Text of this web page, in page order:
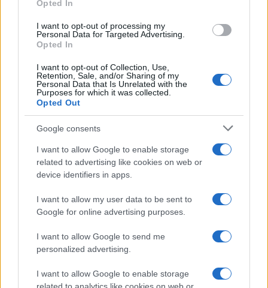
Opted In
I want to opt-out of processing my
Personal Data for Targeted Advertising.
Opted In
I want to opt-out of Collection, Use,
Retention, Sale, and/or Sharing of my
Personal Data that Is Unrelated with the
Purposes for which it was collected.
Opted Out
Google consents
I want to allow Google to enable storage
related to advertising like cookies on web or
device identifiers in apps.
I want to allow my user data to be sent to
Google for online advertising purposes.
I want to allow Google to send me
personalized advertising.
I want to allow Google to enable storage
Continua a leggere